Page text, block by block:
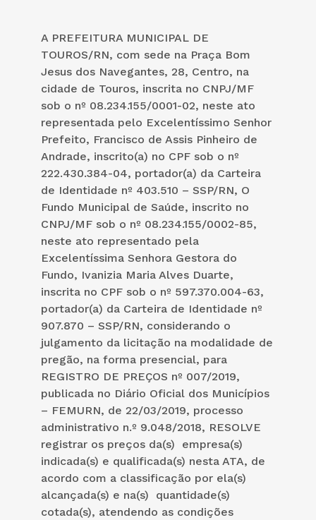
A PREFEITURA MUNICIPAL DE
TOUROS/RN, com sede na Praça Bom
Jesus dos Navegantes, 28, Centro, na
cidade de Touros, inscrita no CNPJ/MF
sob o nº 08.234.155/0001-02, neste ato
representada pelo Excelentíssimo Senhor
Prefeito, Francisco de Assis Pinheiro de
Andrade, inscrito(a) no CPF sob o nº
222.430.384-04, portador(a) da Carteira
de Identidade nº 403.510 – SSP/RN, O
Fundo Municipal de Saúde, inscrito no
CNPJ/MF sob o nº 08.234.155/0002-85,
neste ato representado pela
Excelentíssima Senhora Gestora do
Fundo, Ivanizia Maria Alves Duarte,
inscrita no CPF sob o nº 597.370.004-63,
portador(a) da Carteira de Identidade nº
907.870 – SSP/RN, considerando o
julgamento da licitação na modalidade de
pregão, na forma presencial, para
REGISTRO DE PREÇOS nº 007/2019,
publicada no Diário Oficial dos Municípios
– FEMURN, de 22/03/2019, processo
administrativo n.º 9.048/2018, RESOLVE
registrar os preços da(s) empresa(s)
indicada(s) e qualificada(s) nesta ATA, de
acordo com a classificação por ela(s)
alcançada(s) e na(s) quantidade(s)
cotada(s), atendendo as condições